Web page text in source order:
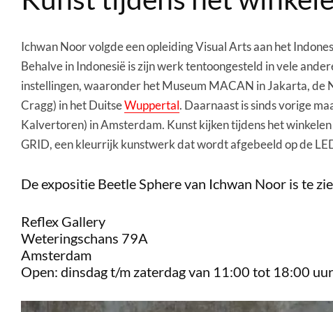
Ichwan Noor volgde een opleiding Visual Arts aan het
Behalve in Indonesië is zijn werk tentoongesteld in vele
instellingen, waaronder het Museum MACAN in Jakarta,
Cragg) in het DuitseWuppertal. Daarnaast is sinds vorige
Kalvertoren) in Amsterdam. Kunst kijken tijdens het
GRID, een kleurrijk kunstwerk dat wordt afgebeeld op de
De expositie Beetle Sphere van Ichwan Noor is te
Reflex Gallery
Weteringschans 79A
Amsterdam
Open: dinsdag t/m zaterdag van 11:00 tot 18:00 uur